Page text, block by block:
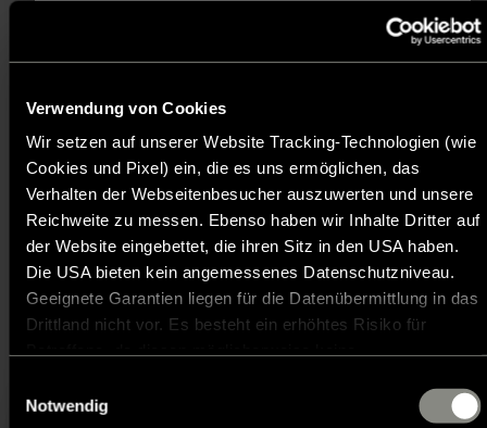
Verwendung von Cookies
Wir setzen auf unserer Website Tracking-Technologien (wie
Cookies und Pixel) ein, die es uns ermöglichen, das
Verhalten der Webseitenbesucher auszuwerten und unsere
Reichweite zu messen. Ebenso haben wir Inhalte Dritter auf
der Website eingebettet, die ihren Sitz in den USA haben.
Die USA bieten kein angemessenes Datenschutzniveau.
Geeignete Garantien liegen für die Datenübermittlung in das
Drittland nicht vor. Es besteht ein erhöhtes Risiko für
Dienstleister können Daten für eigene Zwecke verarbeiten
Notwendig
4 - 5
Vuodepaikat
8,99 m 5500 kg
Valitse pohjaratkaisu
... on valmistajan asettama arvo, jota ajoneuvo ei saa
toiseen (esim. 3 500 kg, 4 400 kg). Löydät kutakin
pohjaratkaisua vastaavat tiedot teknisistä tiedoista.
2. Massa ajokunnossa ...
... koostuu – yksinkertaisesti sanottuna –
75 kilon keskimääräisestä painoarvosta. On laillisesti
sallittua ja mahdollista, että ajoneuvon massa
ajokunnossa poikkeaa myyntiasiakirjoissa ilmoitetusta
nimellisarvosta. Sallittu toleranssi on ± 5 %. Sallittu
mahdollisista painopoikkeamista, Hymer punnitsee
Tietoa: